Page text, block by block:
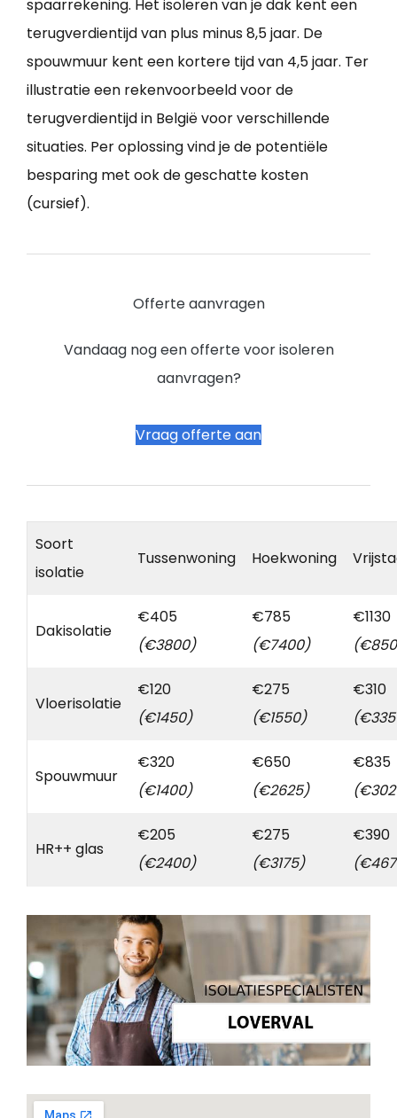
spaarrekening. Het isoleren van je dak kent een
terugverdientijd van plus minus 8,5 jaar. De
spouwmuur kent een kortere tijd van 4,5 jaar. Ter
illustratie een rekenvoorbeeld voor de
terugverdientijd in België voor verschillende
situaties. Per oplossing vind je de potentiële
besparing met ook de geschatte kosten
(cursief).
Offerte aanvragen
Vandaag nog een offerte voor isoleren
aanvragen?
Vraag offerte aan
Soort
isolatie
Tussenwoning Hoekwoning
Dakisolatie
€405
(€3800)
€785
(€7400)
€1130
Vloerisolatie
€120
(€1450)
€275
(€1550)
€310
Spouwmuur
€320
(€1400)
€650
(€2625)
€835
HR++ glas
€205
(€2400)
€275
(€3175)
€390